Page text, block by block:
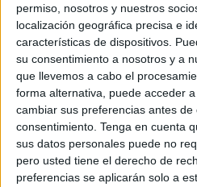
permiso, nosotros y nuestros
localización geográfica precisa e
características de dispositivos.
su consentimiento a nosotros y a
que llevemos a cabo el
forma alternativa, puede acceder
cambiar sus preferencias antes
consentimiento. Tenga en cuenta
sus datos personales puede no
pero usted tiene el derecho de
preferencias se aplicarán solo a